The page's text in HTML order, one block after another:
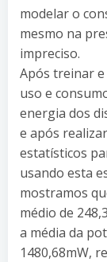
modelar o
mesmo na
impreciso.
Após treinar
uso e
energia dos
e após
estatísticos
usando esta
mostramos
médio de
a média da
1480,68mW,